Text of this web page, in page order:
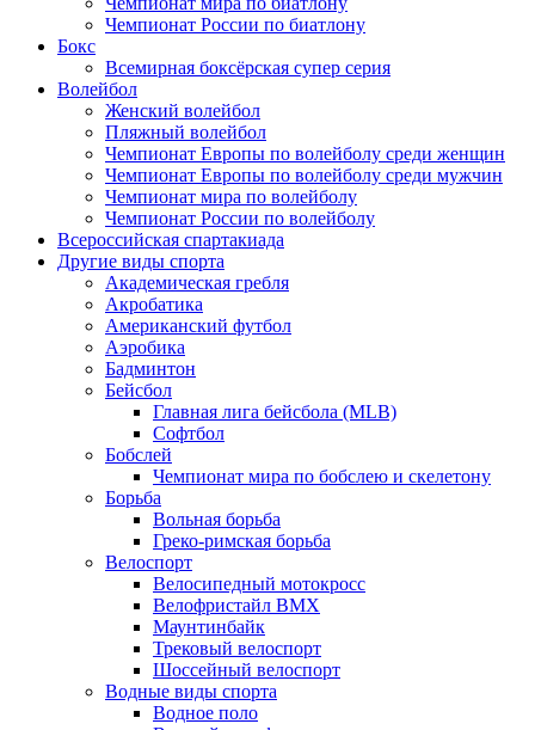
Чемпионат России по биатлону
Бокс
Всемирная боксёрская супер серия
Волейбол
Женский волейбол
Пляжный волейбол
Чемпионат Европы по волейболу среди женщин
Чемпионат Европы по волейболу среди мужчин
Чемпионат мира по волейболу
Чемпионат России по волейболу
Всероссийская спартакиада
Другие виды спорта
Академическая гребля
Акробатика
Американский футбол
Аэробика
Бадминтон
Бейсбол
Главная лига бейсбола (MLB)
Софтбол
Бобслей
Чемпионат мира по бобслею и скелетону
Борьба
Вольная борьба
Греко-римская борьба
Велоспорт
Велосипедный мотокросс
Велофристайл BMX
Маунтинбайк
Трековый велоспорт
Шоссейный велоспорт
Водные виды спорта
Водное поло